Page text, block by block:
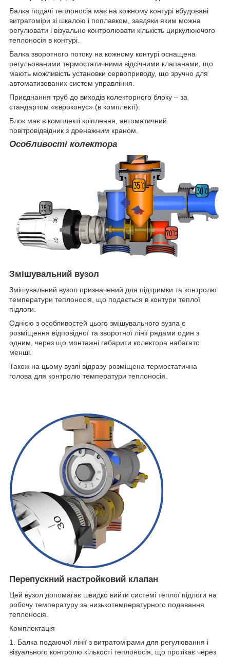
Балка подачі теплоносія має на кожному контурі вбудовані
витратоміри зі шкалою і поплавком, завдяки яким можна
регулювати і візуально контролювати кількість циркулюючого
теплоносія в контурі.
Балка зворотного потоку на кожному контурі оснащена
регульованими термостатичними відсічними клапанами, що
мають можливість установки сервоприводу, що зручно для
автоматизованих систем управління.
Приєднання труб до виходів колекторного блоку – за
стандартом «євроконус» (в комплекті).
Блок має в комплекті кріплення, автоматичний
повітровідвідник з дренажним краном.
Особливості колектора
Змішувальний вузол
Змішувальний вузол призначений для підтримки та контролю
температури теплоносія, що подається в контури теплої
підлоги.
Однією з особливостей цього змішувального вузла є
розміщення відповідної та зворотної лінії рядами один з
одним, через що монтажні габарити колектора набагато
менші.
Також на цьому вузлі відразу розміщена термостатична
голова для контролю температури теплоносія.
Перепускний настройковий клапан
Цей вузол допомагає швидко вийти системі теплої підлоги на
робочу температуру за низькотемпературного подавання
теплоносія.
Комплектація
1. Балка подаючої лінії з витратомірами для регулювання і
візуального контролю кількості теплоносія, що протікає через